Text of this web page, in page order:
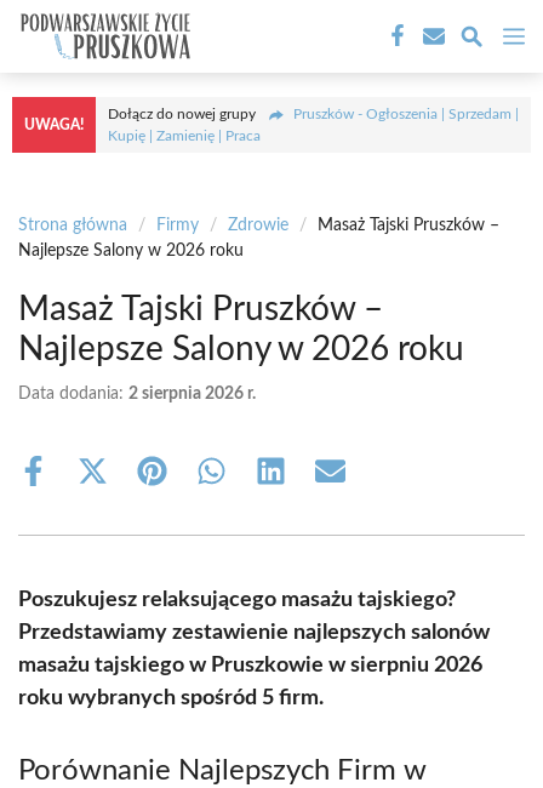
Przejdź
treści
UWAGA!
Dołącz do nowej grupy
Pruszków - Ogłoszenia | Sprzedam |
Kupię | Zamienię | Praca
Strona główna / Firmy / Zdrowie /
Masaż Tajski Pruszków –
Najlepsze Salony w 2026 roku
Masaż Tajski Pruszków –
Najlepsze Salony w 2026 roku
Data dodania: 2 sierpnia 2026 r.
Share
Share
(Twitter)
Share Share Share Share
Poszukujesz relaksującego masażu tajskiego?
Przedstawiamy zestawienie najlepszych salonów
masażu tajskiego w Pruszkowie w sierpniu 2026
roku wybranych spośród 5 firm.
Porównanie Najlepszych Firm w